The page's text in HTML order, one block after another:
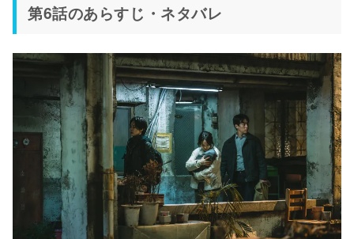
第6話のあらすじ・ネタバレ